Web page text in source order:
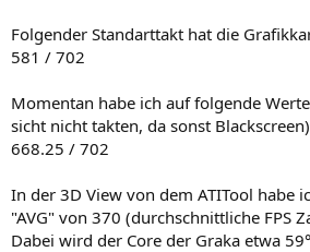
Folgender Standarttakt hat die
581 / 702
Momentan habe ich auf folgende
sicht nicht takten, da sonst Blackscreen)
668.25 / 702
In der 3D View von dem ATITool habe
"AVG" von 370 (durchschnittliche FPS
Dabei wird der Core der Graka etwa